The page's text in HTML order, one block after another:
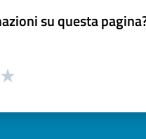
su questa